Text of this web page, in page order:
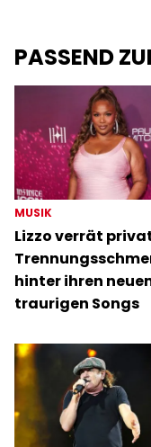
PASSEND
MUSIK
Lizzo verrät
hinter ihren
traurigen Songs